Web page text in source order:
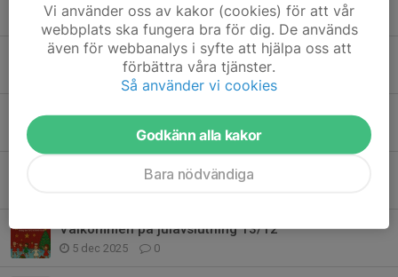
2 jan, 11:25 0
Spara julpanten!
20 dec 2025 2
Ändrad tid, vi börjar kl 10
10 dec 2025 1
Påminnelse om betalning
Välkommen på julavslutning 13/12
5 dec 2025 0
Vi använder oss av kakor (cookies) för att vår
webbplats ska fungera bra för dig. De används
även för webbanalys i syfte att hjälpa oss att
förbättra våra tjänster.
Så använder vi cookies
Godkänn alla kakor
Bara nödvändiga